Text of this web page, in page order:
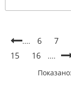
.... 6 7
15
16
....